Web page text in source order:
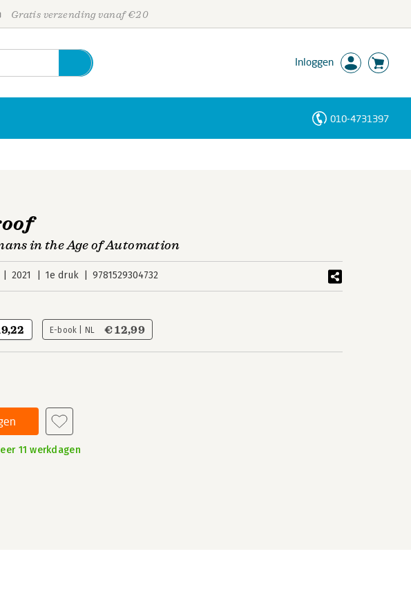
Gratis verzending vanaf €20
Inloggen
010-4731397
in the Age of Automation
2021 1e druk 9781529304732
E-book | NL € 12,99
11 werkdagen
Personen